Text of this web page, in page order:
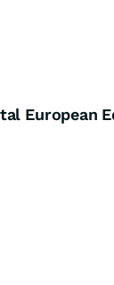
European